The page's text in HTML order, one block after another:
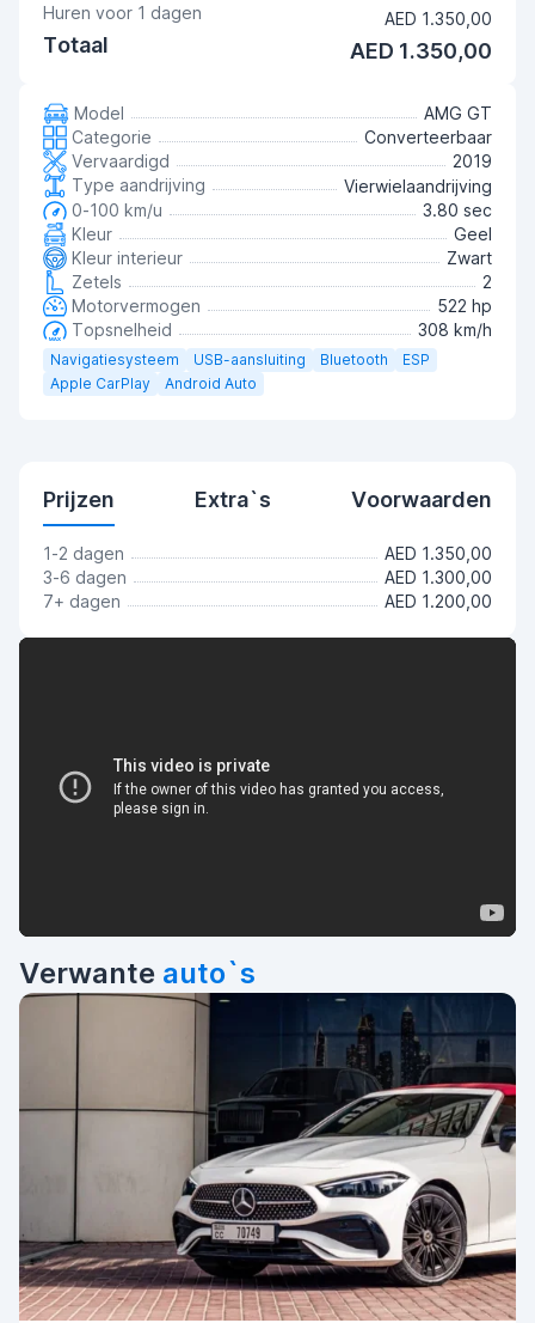
Huren voor 1 dagen AED 1.350,00
Totaal AED 1.350,00
Model
AMG GT
Categorie
Converteerbaar
Vervaardigd
2019
Type aandrijving
Vierwielaandrijving
0-100 km/u
3.80 sec
Kleur
Geel
Kleur interieur
Zwart
Zetels
2
Motorvermogen
522 hp
Topsnelheid
308 km/h
Navigatiesysteem USB-aansluiting Bluetooth
ESP
Apple CarPlay
Android Auto
Prijzen Extra`s Voorwaarden
1-2 dagen
AED 1.350,00
3-6 dagen
AED 1.300,00
7+ dagen
AED 1.200,00
Verwante auto`s